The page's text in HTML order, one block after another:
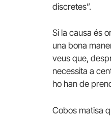
discretes”.
Si la causa és
una bona
veus que,
necessita a
ho han de
Cobos matisa